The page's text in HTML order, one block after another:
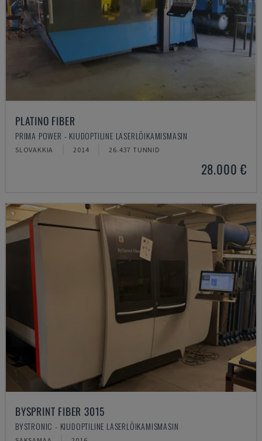
PLATINO FIBER
PRIMA POWER - KIUDOPTILINE LASERLÕIKAMISMASIN
SLOVAKKIA 2014 26.437 TUNNID
28.000 €
BYSPRINT FIBER 3015
BYSTRONIC - KIUDOPTILINE LASERLÕIKAMISMASIN